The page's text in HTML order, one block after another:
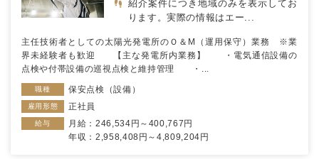
紹介案件につき地域のみを表示してお
ります。実際の情報はエー...
主任技術者としての太陽光発電所のＯ＆М（運用保守）業務 ※業
界未経験者も歓迎 【主な発電所内業務】 ・電気通信設備の
点検や付帯設備の巡視点検と維持管理 ・...
職種 保安点検（設備）
雇用形態 正社員
給与
月給：246,534円～400,767円
年収：2,958,408円～4,809,204円